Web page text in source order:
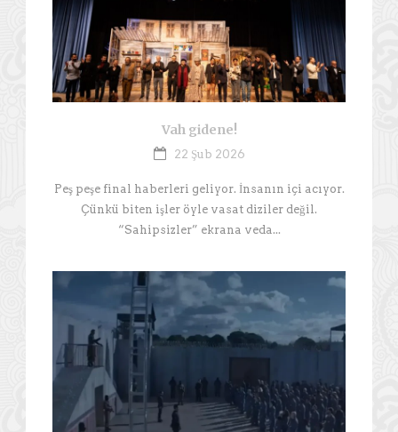
Vah gidene!
22 Şub 2026
Peş peşe final haberleri geliyor. İnsanın içi acıyor.
Çünkü biten işler öyle vasat diziler değil.
“Sahipsizler” ekrana veda...